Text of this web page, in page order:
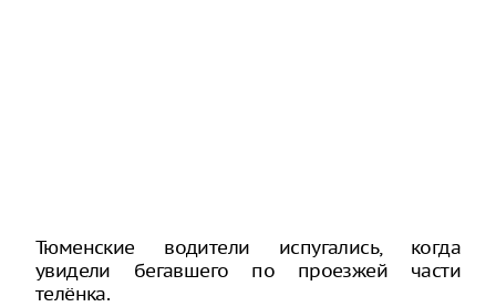
Тюменские водители испугались, когда
увидели бегавшего по проезжей части
телёнка.